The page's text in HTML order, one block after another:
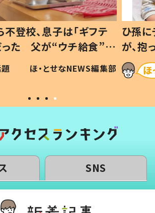
登校、息子は「ギフテ
った 父が“ウチ給食”を
ける理由とは #令和の親
ほ・とせなNEWS編集部
ひ孫
が、
「涙が
い」
SNS